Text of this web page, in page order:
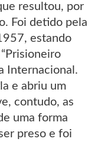
resultou, por
Foi detido pela
estando
Internacional.
e abriu um
contudo, as
uma forma
preso e foi